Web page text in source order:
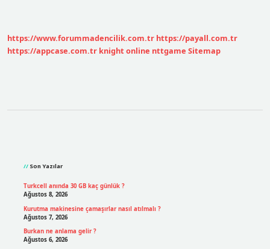
https://www.forummadencilik.com.tr https://payall.com.tr
https://appcase.com.tr knight online nttgame Sitemap
Son Yazılar
Turkcell anında 30 GB kaç günlük ?
Ağustos 8, 2026
Kurutma makinesine çamaşırlar nasıl atılmalı ?
Ağustos 7, 2026
Burkan ne anlama gelir ?
Ağustos 6, 2026